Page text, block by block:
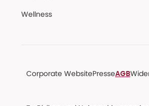
Wellness
Corporate WebsitePresseAGB